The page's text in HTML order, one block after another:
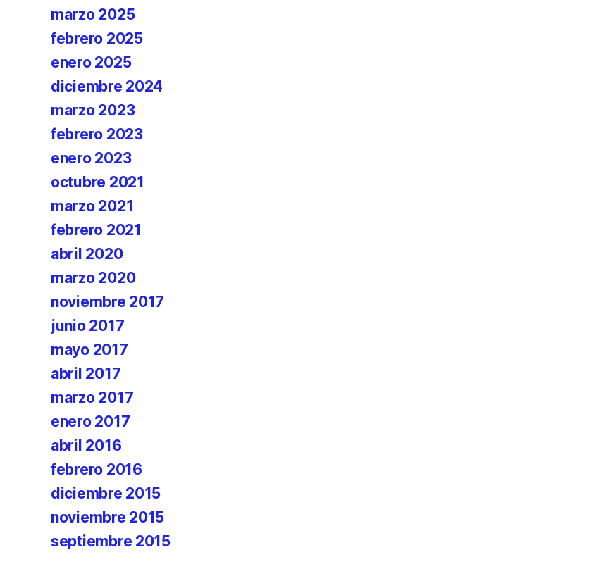
marzo 2025
febrero 2025
enero 2025
diciembre 2024
marzo 2023
febrero 2023
enero 2023
octubre 2021
marzo 2021
febrero 2021
abril 2020
marzo 2020
noviembre 2017
junio 2017
mayo 2017
abril 2017
marzo 2017
enero 2017
abril 2016
febrero 2016
diciembre 2015
noviembre 2015
septiembre 2015